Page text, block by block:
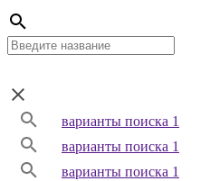
варианты поиска 1
варианты поиска 1
варианты поиска 1